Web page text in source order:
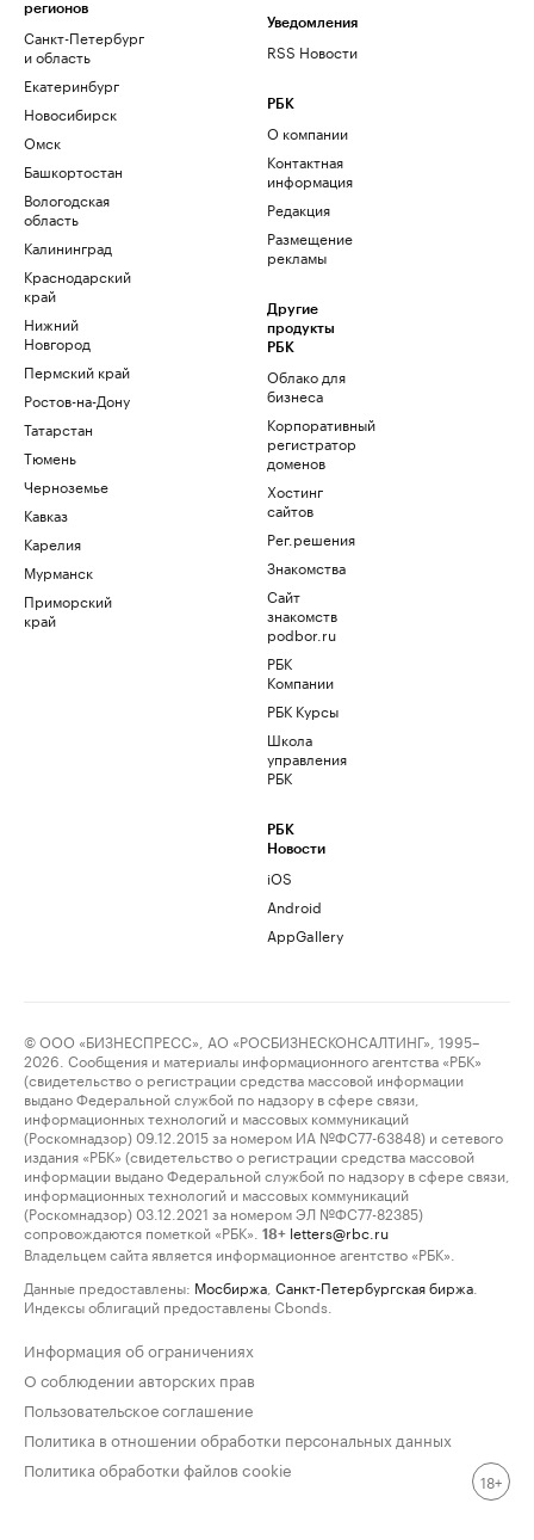
регионов
Санкт-Петербург
и область
Екатеринбург
Новосибирск
Омск
Башкортостан
Вологодская
область
Калининград
Краснодарский
край
Нижний
Новгород
Пермский край
Ростов-на-Дону
Татарстан
Тюмень
Черноземье
Кавказ
Карелия
Мурманск
Приморский
край
Уведомления
RSS Новости
РБК
О компании
Контактная
информация
Редакция
Размещение
рекламы
Другие
продукты
РБК
Облако для
бизнеса
Корпоративный
регистратор
доменов
Хостинг
сайтов
Рег.решения
Знакомства
Сайт
знакомств
podbor.ru
РБК
Компании
РБК Курсы
Школа
управления
РБК
РБК
Новости
iOS
Android
AppGallery
© ООО «БИЗНЕСПРЕСС», АО «РОСБИЗНЕСКОНСАЛТИНГ», 1995–
2026. Сообщения и материалы информационного агентства «РБК»
(свидетельство о регистрации средства массовой информации
выдано Федеральной службой по надзору в сфере связи,
информационных технологий и массовых коммуникаций
(Роскомнадзор) 09.12.2015 за номером ИА №ФС77-63848) и сетевого
издания «РБК» (свидетельство о регистрации средства массовой
информации выдано Федеральной службой по надзору в сфере связи,
информационных технологий и массовых коммуникаций
(Роскомнадзор) 03.12.2021 за номером ЭЛ №ФС77-82385)
сопровождаются пометкой «РБК».
18+ letters@rbc.ru
Владельцем сайта является информационное агентство «РБК».
Данные предоставлены: Мосбиржа Санкт-Петербургская биржа
Индексы облигаций предоставлены Cbonds.
Информация об ограничениях
О соблюдении авторских прав
Пользовательское соглашение
Политика в отношении обработки персональных данных
Политика обработки файлов cookie
18+